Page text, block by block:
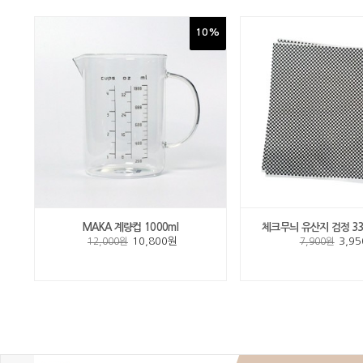
10%
MAKA 계량컵 1000ml
12,000원 10,800원
체크무늬 유산지 검정
7,900원